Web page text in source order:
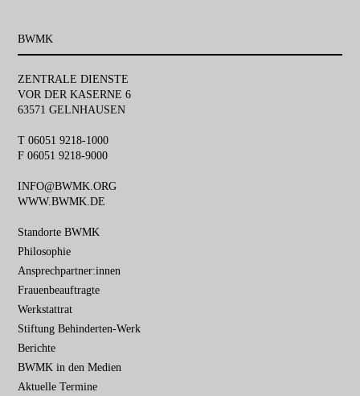
BWMK
ZENTRALE DIENSTE
VOR DER KASERNE 6
63571 GELNHAUSEN
T 06051 9218-1000
F 06051 9218-9000
INFO@BWMK.ORG
WWW.BWMK.DE
Navigation
überspringen
Standorte BWMK
Philosophie
Ansprechpartner:innen
Frauenbeauftragte
Werkstattrat
Stiftung Behinderten-Werk
Berichte
BWMK in den Medien
Aktuelle Termine